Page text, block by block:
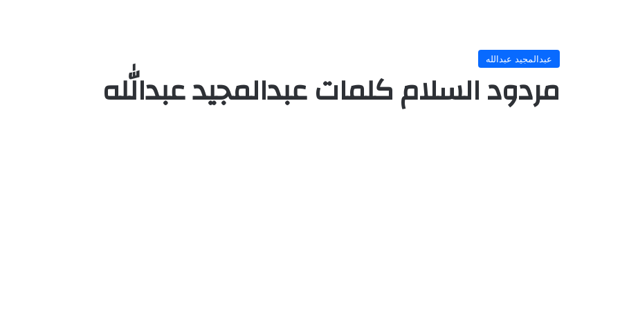
عبدالمجيد عبدالله
مردود السلام كلمات عبدالمجيد عبدالله